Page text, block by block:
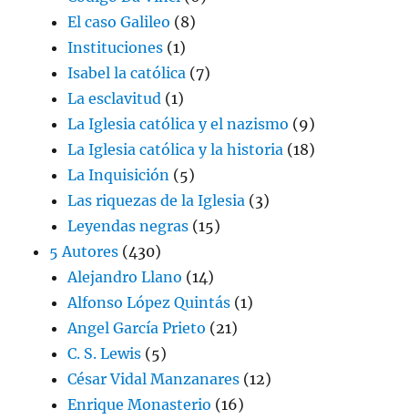
El caso Galileo (8)
Instituciones (1)
Isabel la católica (7)
La esclavitud (1)
La Iglesia católica y el nazismo (9)
La Iglesia católica y la historia (18)
La Inquisición (5)
Las riquezas de la Iglesia (3)
Leyendas negras (15)
5 Autores (430)
Alejandro Llano (14)
Alfonso López Quintás (1)
Angel García Prieto (21)
C. S. Lewis (5)
César Vidal Manzanares (12)
Enrique Monasterio (16)